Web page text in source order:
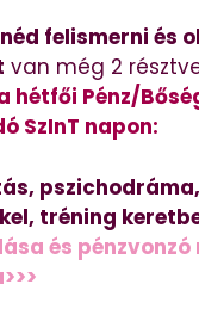
felismerni és
van még 2
hétfői Pénz/
SzInT napon:
tréning
és